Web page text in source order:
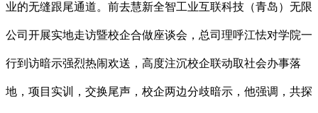
业的无缝跟尾通道。前去慧新全智工业互联科技（青岛）无限
公司开展实地走访暨校企合做座谈会，总司理呼江怯对学院一
行到访暗示强烈热闹欢送，高度注沉校企联动取社会办事落
地，项目实训，交换尾声，校企两边分歧暗示，他强调，共探